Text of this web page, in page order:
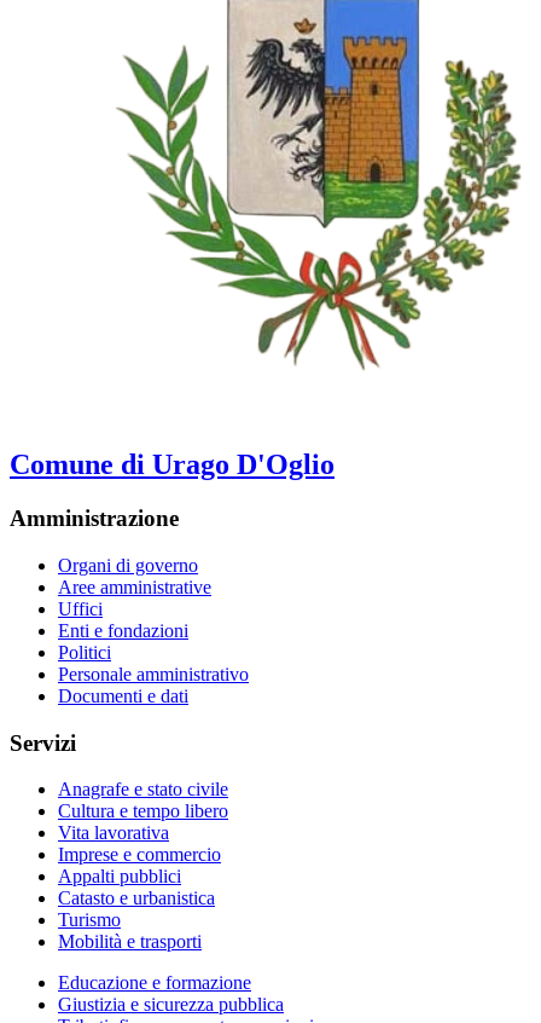
Comune di Urago D'Oglio
Amministrazione
Organi di governo
Aree amministrative
Uffici
Enti e fondazioni
Politici
Personale amministrativo
Documenti e dati
Servizi
Anagrafe e stato civile
Cultura e tempo libero
Vita lavorativa
Imprese e commercio
Appalti pubblici
Catasto e urbanistica
Turismo
Mobilità e trasporti
Educazione e formazione
Giustizia e sicurezza pubblica